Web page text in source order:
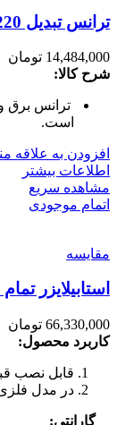
ترانس تبدیل 220 به 110 ولت 2000 وات سارا
14,484,000 تومان
شرح کالا:
ترانس برق
است.
افزودن به علاقه
اطلاعات بیشتر
مشاهده سریع
اتمام موجودی
مقایسه
استابیلایزر تمام اتوماتیک
66,330,000 تومان
کاربرد محصول:
قابل نصب
در مدل
گارانتی: